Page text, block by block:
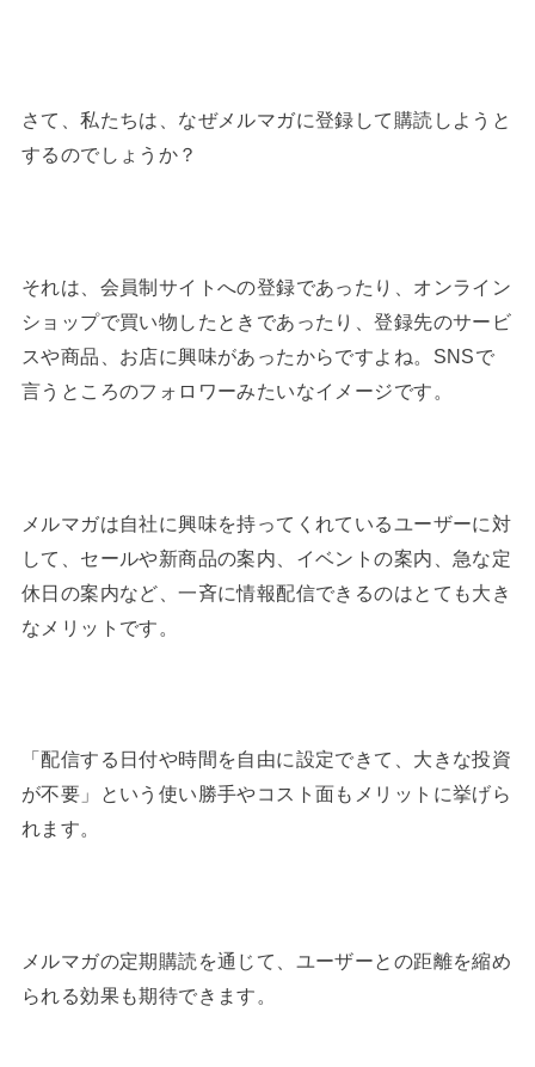
さて、私たちは、なぜメルマガに登録して購読しようと
するのでしょうか？
それは、会員制サイトへの登録であったり、オンライン
ショップで買い物したときであったり、登録先のサービ
スや商品、お店に興味があったからですよね。SNSで
言うところのフォロワーみたいなイメージです。
メルマガは自社に興味を持ってくれているユーザーに対
して、セールや新商品の案内、イベントの案内、急な定
休日の案内など、一斉に情報配信できるのはとても大き
なメリットです。
「配信する日付や時間を自由に設定できて、大きな投資
が不要」という使い勝手やコスト面もメリットに挙げら
れます。
メルマガの定期購読を通じて、ユーザーとの距離を縮め
られる効果も期待できます。